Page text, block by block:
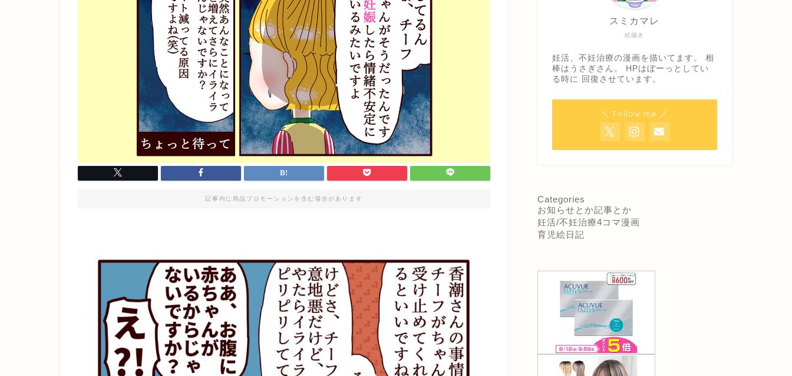
記事内に商品プロモーションを含む場合があります
絵描き
スミカマレ
妊活、不妊治療の漫画を描いてます。 相
棒はうさぎさん。 HPはぼーっとしてい
る時に 回復させています。
＼ Follow me ／
Categories
お知らせとか記事とか
妊活/不妊治療4コマ漫画
育児絵日記